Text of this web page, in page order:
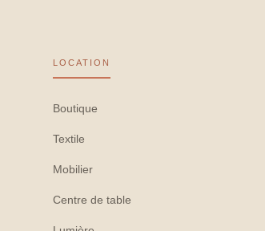
LOCATION
Boutique
Textile
Mobilier
Centre de table